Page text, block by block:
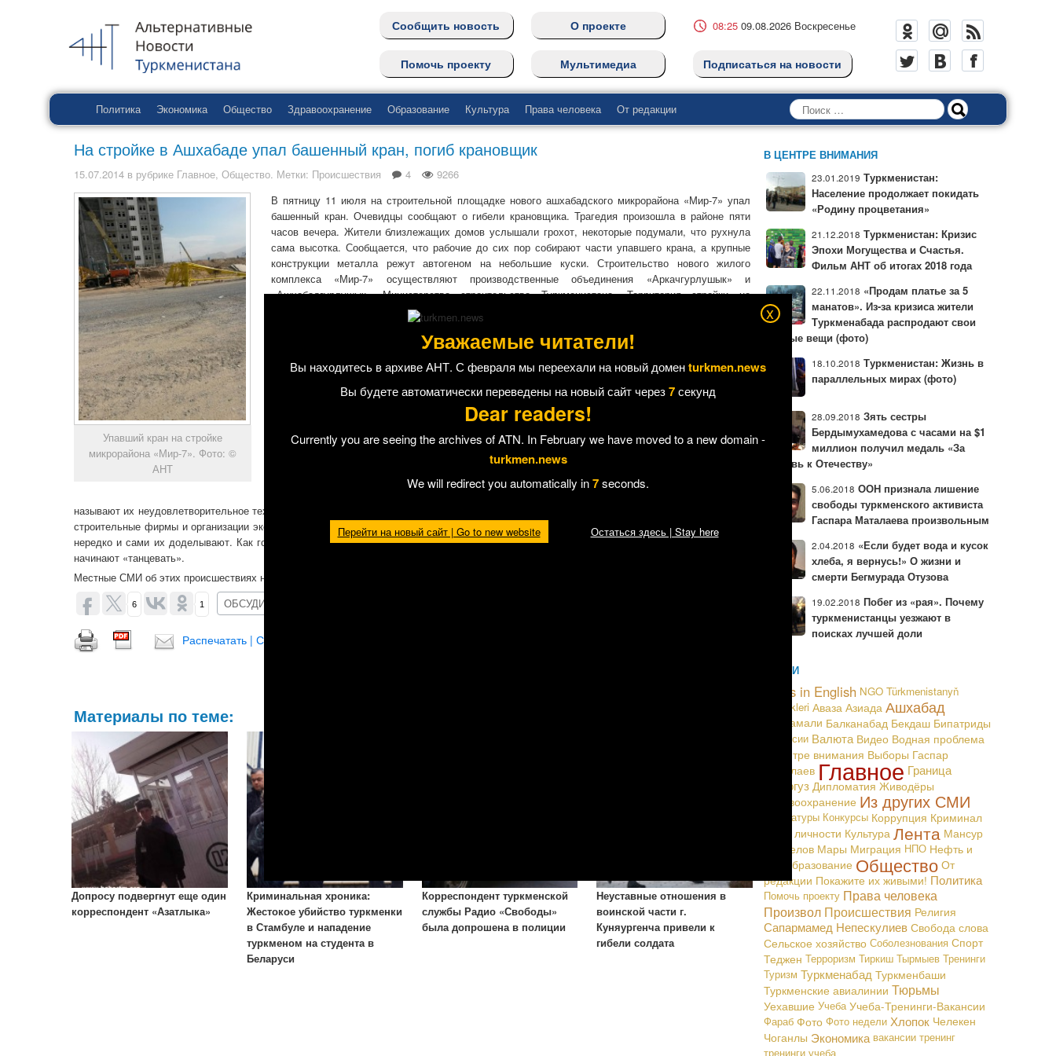
Сообщить новость
Помочь проекту
О проекте
Мультимедиа
08:25 09.08.2026 Воскресенье
Подписаться на новости
Политика Экономика Общество Здравоохранение Образование Культура Права человека От редакции Поиск
На стройке в Ашхабаде упал башенный кран, погиб крановщик
15.07.2014 в рубрике Главное, Общество. Метки: Происшествия 4 9266
Упавший кран на стройке
микрорайона «Мир-7». Фото: ©
АНТ
В пятницу 11 июля на строительной площадке нового ашхабадского микрорайона «Мир-7» упал
башенный кран. Очевидцы сообщают о гибели крановщика. Трагедия произошла в районе пяти
часов вечера. Жители близлежащих домов услышали грохот, некоторые подумали, что рухнула
сама высотка. Сообщается, что рабочие до сих пор собирают части упавшего крана, а крупные
конструкции металла режут автогеном на небольшие куски. Строительство нового жилого
комплекса «Мир-7» осуществляют производственные объединения «Аркачгурлушык» и
«Ашхабадгурлушык» Министерства строительства Туркменистана. Территория стройки не
огорожена забором, лишь по счастливой случайности не пострадали другие люди.
частной фирмы «Мырадым» по улице Айтакова за кукольным театром упало сразу два крана.
Тогда тоже погиб крановщик, среди рабочих было несколько пострадавших. Полиция быстро
оцепила район происшествия. Фирма «Мырадым», по нашим данным, принадлежитАлику Дадаеву
– родному братуАлександра Дадаева, председателя правления Союза промышленников и
на объекте турецкой фирмы «Полимекс». Семье погибшего
фирма тогда выплатила компенсацию в несколько десятков
Основными причинами падений кранов в Ашхабаде
называют их неудовлетворительное техническое состояние и пренебрежение техникой безопасности:
строительные фирмы и организации экономят на конструкциях, используют более дешевые части, а
нередко и сами их доделывают. Как говорят сами строители, от неустойчивости конструкции краны
начинают «танцевать».
Местные СМИ об этих происшествиях не сообщали.
6 1 ОБСУДИТЬ (4)
Распечатать | Сохранить в PDF | Отправить другу
Материалы по теме:
Допросу подвергнут еще один
корреспондент «Азатлыка»
Криминальная хроника:
Жестокое убийство туркменки
в Стамбуле и нападение
туркменом на студента в
Беларуси
Корреспондент туркменской
службы Радио «Свободы»
была допрошена в полиции
Неуставные отношения в
воинской части г.
Куняургенча привели к
гибели солдата
В ЦЕНТРЕ ВНИМАНИЯ
23.01.2019 Туркменистан:
Население продолжает покидать
«Родину процветания»
21.12.2018 Туркменистан: Кризис
Эпохи Могущества и Счастья.
Фильм АНТ об итогах 2018 года
22.11.2018 «Продам платье за 5
манатов». Из-за кризиса жители
Туркменабада распродают свои
личные вещи (фото)
18.10.2018 Туркменистан: Жизнь в
параллельных мирах (фото)
28.09.2018 Зять сестры
Бердымухамедова с часами на $1
миллион получил медаль «За
любовь к Отечеству»
5.06.2018 ООН признала лишение
свободы туркменского активиста
Гаспара Маталаева произвольным
2.04.2018 «Если будет вода и кусок
хлеба, я вернусь!» О жизни и
смерти Бегмурада Отузова
19.02.2018 Побег из «рая». Почему
туркменистанцы уезжают в
поисках лучшей доли
МЕТКИ
News in English NGO Türkmenistanyň
Täzelikleri Аваза Азиада Ашхабад
Байрамали Балканабад Бекдаш Бипатриды
Вакансии Валюта Видео Водная проблема
В центре внимания Выборы Гаспар
Маталаев Главное Граница
Дашогуз Дипломатия Живодёры
Здравоохранение Из других СМИ
Карикатуры Конкурсы Коррупция Криминал
Культ личности Культура Лента Мансур
Мингелов Мары Миграция НПО Нефть и
Образование Общество От
редакции Покажите их живыми! Политика
Помочь проекту Права человека
Произвол Происшествия Религия
Сапармамед Непескулиев Свобода слова
Сельское хозяйство Соболезнования Спорт
Теджен Терроризм Тиркиш Тырмыев Тренинги
Туризм Туркменабад Туркменбаши
Туркменские авиалинии Тюрьмы
Уехавшие Учеба Учеба-Тренинги-Вакансии
Фараб Фото Фото недели Хлопок Челекен
Чоганлы Экономика вакансии тренинг
тренинги учеба
x
Уважаемые читатели!
Вы находитесь в архиве АНТ. С февраля мы переехали на новый доменturkmen.news
Вы будете автоматически переведены на новый сайт через7секунд
Dear readers!
Currently you are seeing the archives of ATN. In February we have moved to a new domain -
turkmen.news
We will redirect you automatically in7seconds.
Перейти на новый сайт | Go to new website Остаться здесь | Stay here